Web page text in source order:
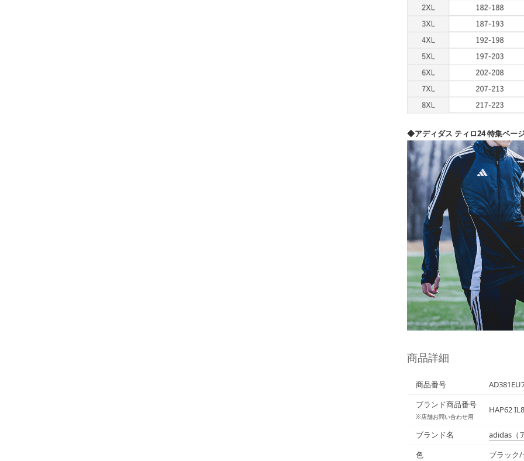
◆アディダス ティロ24 特集ペー
商品詳細
商品番号
ブランド商品番号
※店舗お問い合わせ用
HAP62
ブランド名 adidas
色
ブラック